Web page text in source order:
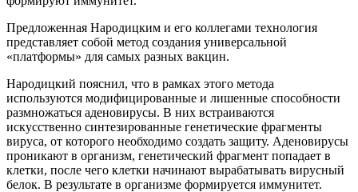
Предложенная Народицким и его коллегами технология
представляет собой метод создания универсальной
«платформы» для самых разных вакцин.
Народицкий пояснил, что в рамках этого метода
используются модифицированные и лишенные способности
размножаться аденовирусы. В них встраиваются
искусственно синтезированные генетические фрагменты
вируса, от которого необходимо создать защиту. Аденовирусы
проникают в организм, генетический фрагмент попадает в
клетки, после чего клетки начинают вырабатывать вирусный
белок. В результате в организме формируется иммунитет.